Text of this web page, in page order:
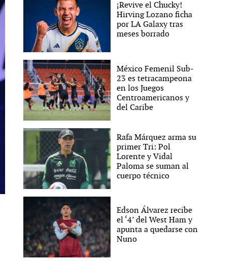
¡Revive el Chucky!
Hirving Lozano ficha
por LA Galaxy tras
meses borrado
México Femenil Sub-
23 es tetracampeona
en los Juegos
Centroamericanos y
del Caribe
Rafa Márquez arma su
primer Tri: Pol
Lorente y Vidal
Paloma se suman al
cuerpo técnico
Edson Álvarez recibe
el ‘4’ del West Ham y
apunta a quedarse con
Nuno